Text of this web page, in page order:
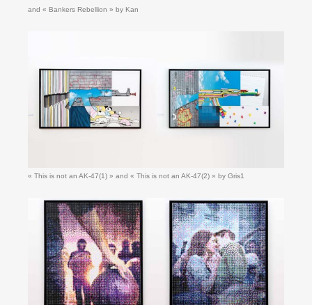
and « Bankers Rebellion » by Kan
« This is not an AK-47(1) » and « This is not an AK-47(2) » by Gris1